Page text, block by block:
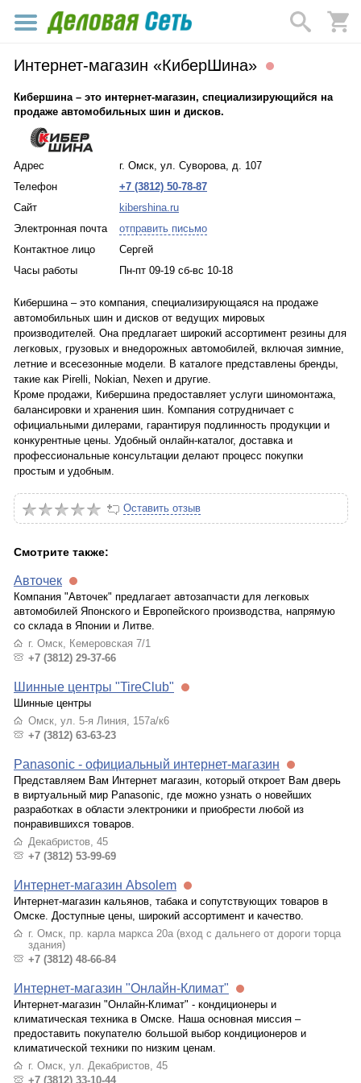
Интернет-магазин «КиберШина»
Кибершина – это интернет-магазин, специализирующийся на
продаже автомобильных шин и дисков.
Адрес
г. Омск, ул. Суворова, д. 107
Телефон
+7 (3812) 50-78-87
Сайт
kibershina.ru
Электронная почта
отправить письмо
Контактное лицо
Сергей
Часы работы
Пн-пт 09-19 сб-вс 10-18
Кибершина – это компания, специализирующаяся на продаже
автомобильных шин и дисков от ведущих мировых
производителей. Она предлагает широкий ассортимент резины для
легковых, грузовых и внедорожных автомобилей, включая зимние,
летние и всесезонные модели. В каталоге представлены бренды,
такие как Pirelli, Nokian, Nexen и другие.
Кроме продажи, Кибершина предоставляет услуги шиномонтажа,
балансировки и хранения шин. Компания сотрудничает с
официальными дилерами, гарантируя подлинность продукции и
конкурентные цены. Удобный онлайн-каталог, доставка и
профессиональные консультации делают процесс покупки
простым и удобным.
Оставить отзыв
Смотрите также:
Авточек
Компания "Авточек" предлагает автозапчасти для легковых
автомобилей Японского и Европейского производства, напрямую
со склада в Японии и Литве.
г. Омск, Кемеровская 7/1
+7 (3812) 29-37-66
Шинные центры "TireClub"
Шинные центры
Омск, ул. 5-я Линия, 157а/к6
+7 (3812) 63-63-23
Panasonic - официальный интернет-магазин
Представляем Вам Интернет магазин, который откроет Вам дверь
в виртуальный мир Panasonic, где можно узнать о новейших
разработках в области электроники и приобрести любой из
понравившихся товаров.
Декабристов, 45
+7 (3812) 53-99-69
Интернет-магазин Absolem
Интернет-магазин кальянов, табака и сопутствующих товаров в
Омске. Доступные цены, широкий ассортимент и качество.
г. Омск, пр. карла маркса 20а (вход с дальнего от дороги торца
здания)
+7 (3812) 48-66-84
Интернет-магазин "Онлайн-Климат"
Интернет-магазин "Онлайн-Климат" - кондиционеры и
климатическая техника в Омске. Наша основная миссия –
предоставить покупателю большой выбор кондиционеров и
климатической техники по низким ценам.
г. Омск, ул. Декабристов, 45
+7 (3812) 33-10-44